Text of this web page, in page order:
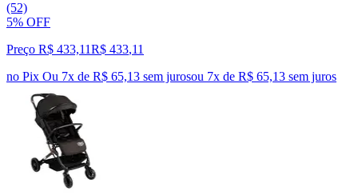
(52)
5% OFF
Preço R$ 433,11R$ 433,11
no Pix Ou 7x de R$ 65,13 sem jurosou 7x de R$ 65,13 sem juros